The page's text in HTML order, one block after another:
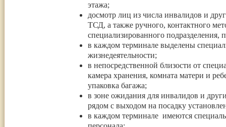
этажа;
досмотр лиц из числа инвалидов и
ТСД, а также ручного, контактного
специализированного подразделения,
в каждом терминале выделены
жизнедеятельности;
в непосредственной близости от
камера хранения, комната матери и
упаковка багажа;
в зоне ожидания для инвалидов и
рядом с выходом на посадку
в каждом терминале имеются